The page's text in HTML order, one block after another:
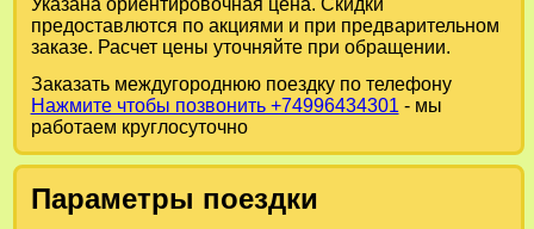
Указана ориентировочная цена. Скидки
предоставлются по акциями и при предварительном
заказе. Расчет цены уточняйте при обращении.
Заказать междугороднюю поездку по телефону
Нажмите чтобы позвонить +74996434301 - мы
работаем круглосуточно
Параметры поездки